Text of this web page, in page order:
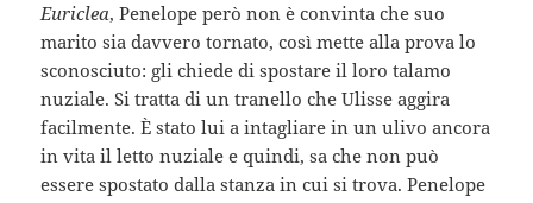
Euriclea, Penelope però non è convinta che suo
marito sia davvero tornato, così mette alla prova lo
sconosciuto: gli chiede di spostare il loro talamo
nuziale. Si tratta di un tranello che Ulisse aggira
facilmente. È stato lui a intagliare in un ulivo ancora
in vita il letto nuziale e quindi, sa che non può
essere spostato dalla stanza in cui si trova. Penelope